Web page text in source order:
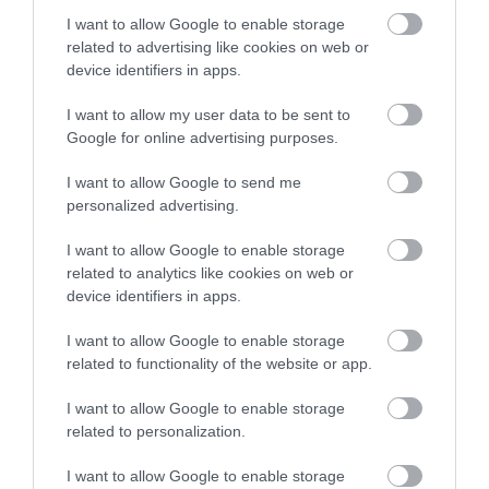
I want to allow Google to enable storage
related to advertising like cookies on web or
device identifiers in apps.
I want to allow my user data to be sent to
Google for online advertising purposes.
I want to allow Google to send me
personalized advertising.
I want to allow Google to enable storage
related to analytics like cookies on web or
device identifiers in apps.
I want to allow Google to enable storage
related to functionality of the website or app.
I want to allow Google to enable storage
related to personalization.
I want to allow Google to enable storage
Legfrissebb híreink
KATONAI HELIKOPTEREK SEGÍTIK AZ
OLTÁST A DÉDESTAPOLCSÁNYI...
2026. augusztus 05
LEGNAGYOBB BORÜNNEPE: AUGUSZT...
2026. augusztus 05|Programok
„A NER-FELESÉGEK GYEREKKEL
BIZTOSÍTOTTÁK BE A PÉNZCSAPHOZ...
2026. augusztus 05